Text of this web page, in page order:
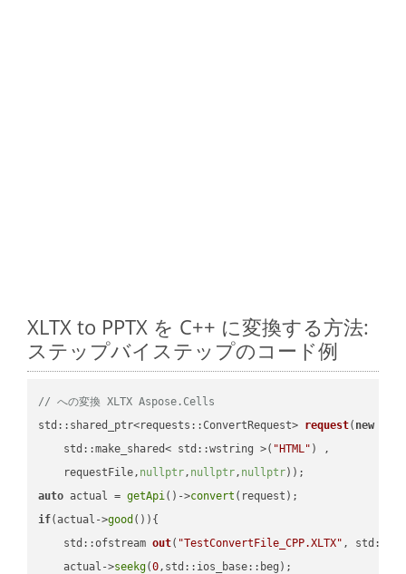
XLTX to PPTX を C++ に変換する方法:
ステップバイステップのコード例
// への変換 XLTX Aspose.Cells
std::shared_ptr<requests::ConvertRequest> request( new
    std::make_shared< std::wstring >(
"HTML" ) ,
    requestFile,
nullptr, nullptr, nullptr))
auto actual = getApi()->convert
if(actual->good ()){
std::ofstream out( "TestConvertFile_CPP.XLTX" ,
    actual->
seekg(0,std::ios_base::beg);